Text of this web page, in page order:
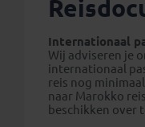
Internationaal
Wij adviseren je
internationaal
reis nog
naar Marokko
beschikken over